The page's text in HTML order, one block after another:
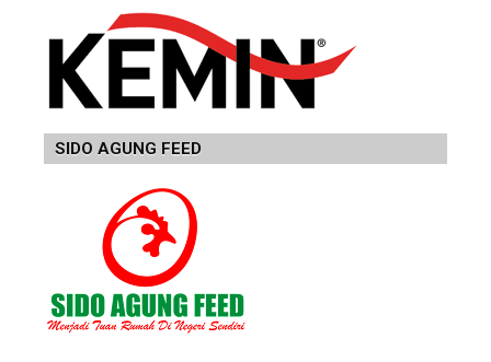
SIDO AGUNG FEED